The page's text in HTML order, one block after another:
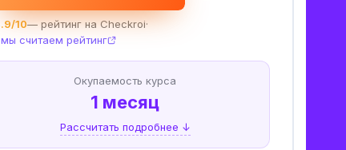
10— рейтинг на Checkroi·
считаем рейтинг
Окупаемость курса
1 месяц
Рассчитать подробнее ↓